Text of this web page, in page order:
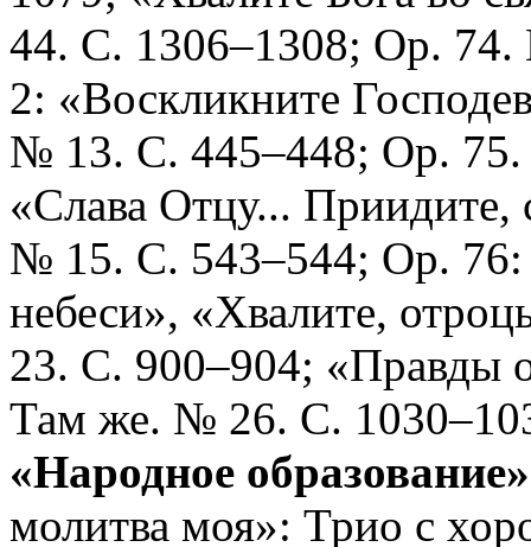
44. С. 1306–1308; Op.
2: «Воскликните
№ 13. С. 445–448; Op.
«Слава Отцу... Приидите,
№ 15. С. 543–544; Op. 76:
небеси», «Хвалите,
23. С. 900–904; «Правды
Там же. № 26. С.
«Народное
молитва моя»: Трио с